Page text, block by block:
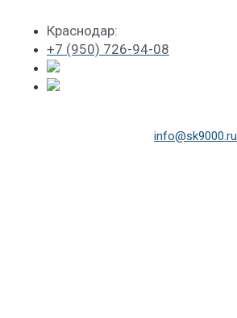
Краснодар:
+7 (950) 726-94-08
info@sk9000.ru